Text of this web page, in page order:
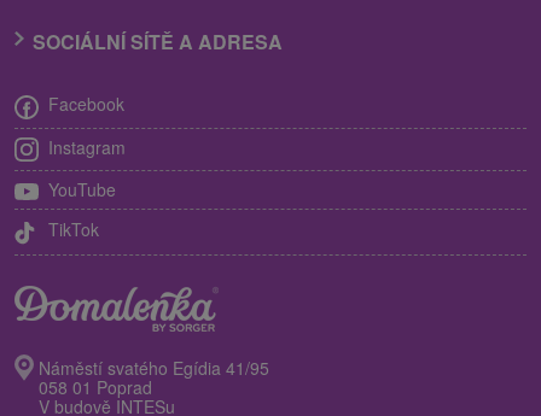
SOCIÁLNÍ SÍTĚ A ADRESA
Facebook
Instagram
YouTube
TikTok
Náměstí svatého Egídia 41/95
058 01 Poprad
V budově INTESu